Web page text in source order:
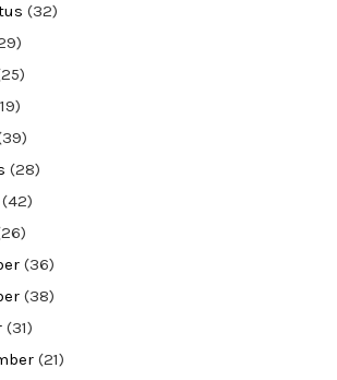
(32)
(28)
(42)
(36)
(38)
(31)
(21)